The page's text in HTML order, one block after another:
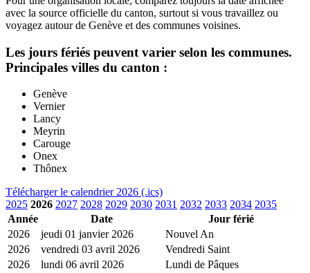
avec la source officielle du canton, surtout si vous travaillez ou
voyagez autour de Genève et des communes voisines.
Les jours fériés peuvent varier selon les communes.
Principales villes du canton :
Genève
Vernier
Lancy
Meyrin
Carouge
Onex
Thônex
Télécharger le calendrier 2026 (.ics)
2025 2026 2027 2028 2029 2030 2031 2032 2033 2034 2035
Année
Date
Jour férié
2026
jeudi 01 janvier 2026
Nouvel An
2026
vendredi 03 avril 2026
Vendredi Saint
2026
lundi 06 avril 2026
Lundi de Pâques